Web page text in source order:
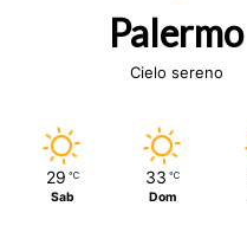
Palermo
Cielo sereno
29 ℃
Sab
33 ℃
Dom